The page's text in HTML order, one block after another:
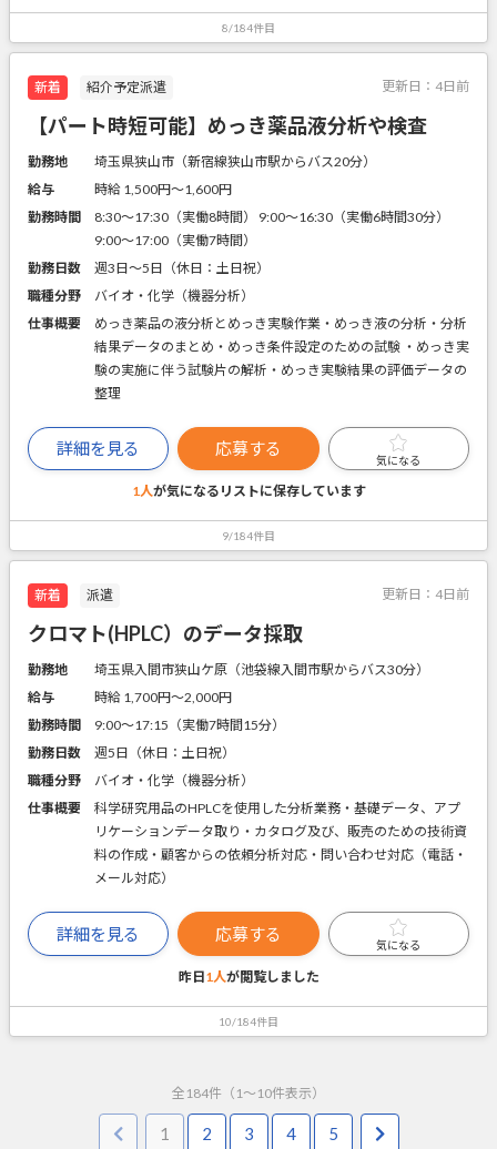
8/184件目
新着 紹介予定派遣 更新日： 4日前
【パート時短可能】めっき薬品液分析や検査
勤務地
埼玉県狭山市（新宿線狭山市駅からバス20分）
給与
時給 1,500円〜1,600円
勤務時間
8:30～17:30（実働8時間） 9:00～16:30（実働6時間30分）
9:00～17:00（実働7時間）
勤務日数
週3日～5日（休日：土日祝）
職種分野
バイオ・化学（機器分析）
仕事概要
めっき薬品の液分析とめっき実験作業・めっき液の分析・分析
結果データのまとめ・めっき条件設定のための試験 ・めっき実
験の実施に伴う試験片の解析・めっき実験結果の評価データの
整理
詳細を見る 応募する
気になる
1人が気になるリストに保存しています
9/184件目
新着 派遣 更新日： 4日前
クロマト(HPLC）のデータ採取
勤務地
埼玉県入間市狭山ケ原（池袋線入間市駅からバス30分）
給与
時給 1,700円〜2,000円
勤務時間
9:00～17:15（実働7時間15分）
勤務日数
週5日（休日：土日祝）
職種分野
バイオ・化学（機器分析）
仕事概要
科学研究用品のHPLCを使用した分析業務・基礎データ、アプ
リケーションデータ取り・カタログ及び、販売のための技術資
料の作成・顧客からの依頼分析対応・問い合わせ対応（電話・
メール対応）
詳細を見る 応募する
気になる
昨日1人が閲覧しました
10/184件目
全 184件（ 1 ～ 10件表示）
1 2 3 4 5